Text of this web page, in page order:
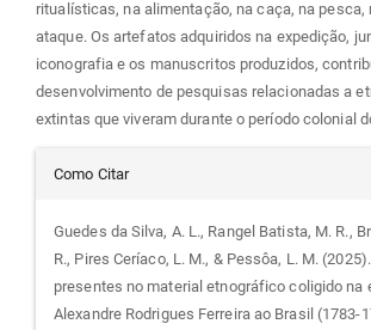
ritualísticas, na alimentação, na caça, na pesca,
ataque. Os artefatos adquiridos na expedição,
iconografia e os manuscritos produzidos,
desenvolvimento de pesquisas relacionadas a
extintas que viveram durante o período colonial
Detalhes
do
artigo
Como Citar
Guedes da Silva, A. L., Rangel Batista, M. R.,
R., Pires Ceríaco, L. M., & Pessôa, L. M.
presentes no material etnográfico coligido na
Alexandre Rodrigues Ferreira ao Brasil (1783-